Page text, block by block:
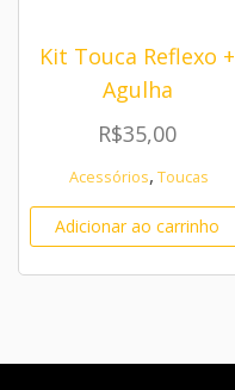
Kit Touca Reflexo +
Agulha
R$35,00
Acessórios, Toucas
Adicionar ao carrinho